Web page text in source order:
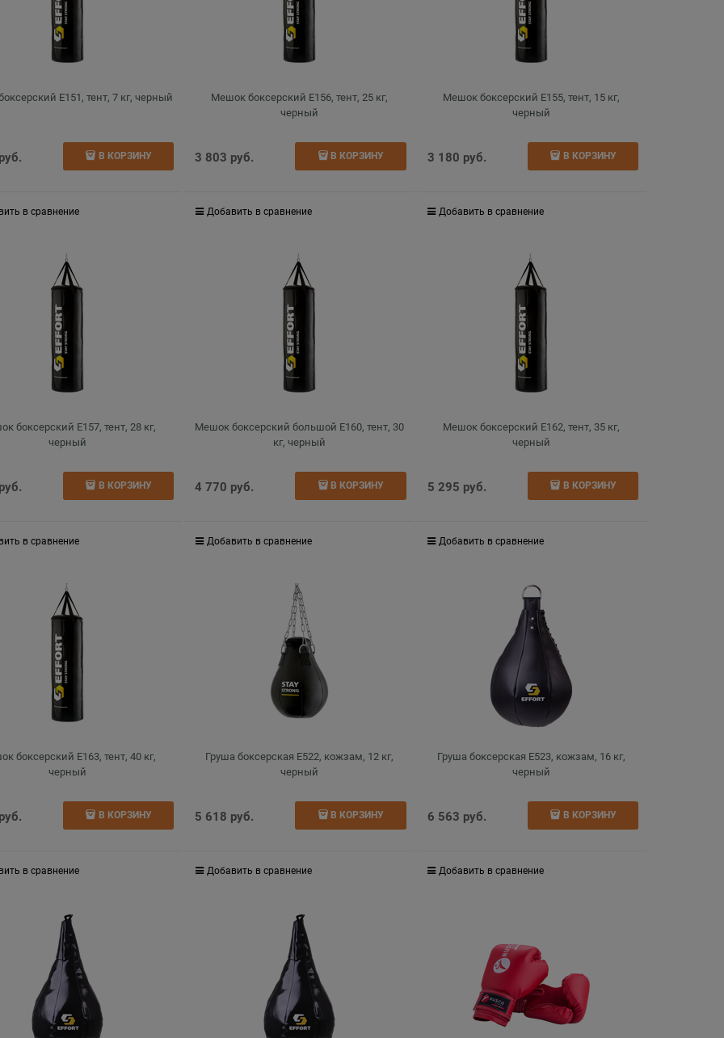
E151, тент, 7 кг, черный
руб. В КОРЗИНУ
в сравнение
Мешок боксерский E156, тент, 25 кг,
черный
3 803 руб. В КОРЗИНУ
Добавить в сравнение
Мешок боксерский E155, тент, 15 кг,
черный
3 180 руб. В КОРЗИНУ
Добавить в сравнение
боксерский E157, тент, 28 кг,
черный
руб. В КОРЗИНУ
в сравнение
Мешок боксерский большой E160, тент, 30
кг, черный
4 770 руб. В КОРЗИНУ
Добавить в сравнение
Мешок боксерский E162, тент, 35 кг,
черный
5 295 руб. В КОРЗИНУ
Добавить в сравнение
боксерский E163, тент, 40 кг,
черный
руб. В КОРЗИНУ
в сравнение
Груша боксерская Е522, кожзам, 12 кг,
черный
5 618 руб. В КОРЗИНУ
Добавить в сравнение
Груша боксерская E523, кожзам, 16 кг,
черный
6 563 руб. В КОРЗИНУ
Добавить в сравнение